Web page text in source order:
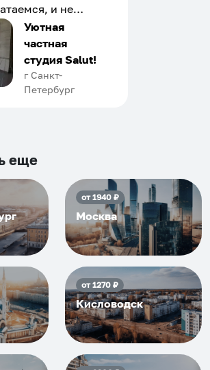
и не
Сервис на
Хозяин
доброй души
можно
подскажет
еще...
Уютная
частная
студия Salut!
г Санкт-
Петербург
еще
от1940₽
Москва
от1270₽
Кисловодск